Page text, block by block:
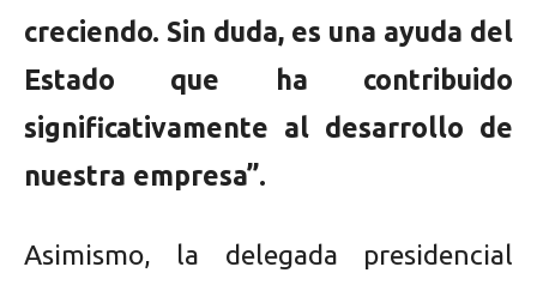
creciendo. Sin duda, es una ayuda del
Estado que ha contribuido
significativamente al desarrollo de
nuestra empresa”.
Asimismo, la delegada presidencial